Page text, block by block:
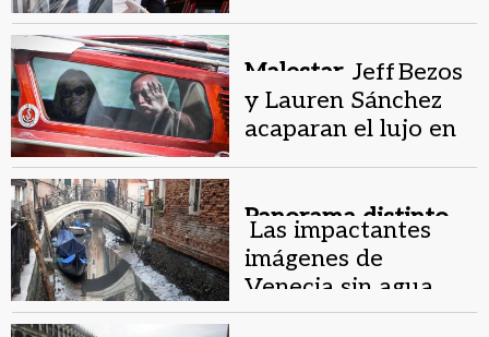
Malestar. Jeff Bezos
y Lauren Sánchez
acaparan el lujo en
Panorama distinto.
Las impactantes
imágenes de
Venecia sin agua